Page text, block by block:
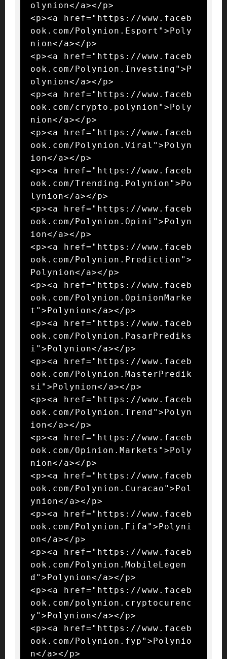
olynion</a></p>
<p><a href="https://www.faceb
ook.com/Polynion.Esport">Poly
nion</a></p>
<p><a href="https://www.faceb
ook.com/Polynion.Investing">P
olynion</a></p>
<p><a href="https://www.faceb
ook.com/crypto.polynion">Poly
nion</a></p>
<p><a href="https://www.faceb
ook.com/Polynion.Viral">Polyn
ion</a></p>
<p><a href="https://www.faceb
ook.com/Trending.Polynion">Po
lynion</a></p>
<p><a href="https://www.faceb
ook.com/Polynion.Opini">Polyn
ion</a></p>
<p><a href="https://www.faceb
ook.com/Polynion.Prediction">
Polynion</a></p>
<p><a href="https://www.faceb
ook.com/Polynion.OpinionMarke
t">Polynion</a></p>
<p><a href="https://www.faceb
ook.com/Polynion.PasarPrediks
i">Polynion</a></p>
<p><a href="https://www.faceb
ook.com/Polynion.MasterPredik
si">Polynion</a></p>
<p><a href="https://www.faceb
ook.com/Polynion.Trend">Polyn
ion</a></p>
<p><a href="https://www.faceb
ook.com/Opinion.Markets">Poly
nion</a></p>
<p><a href="https://www.faceb
ook.com/Polynion.Curacao">Pol
ynion</a></p>
<p><a href="https://www.faceb
ook.com/Polynion.Fifa">Polyni
on</a></p>
<p><a href="https://www.faceb
ook.com/Polynion.MobileLegen
d">Polynion</a></p>
<p><a href="https://www.faceb
ook.com/polynion.cryptocurenc
y">Polynion</a></p>
<p><a href="https://www.faceb
ook.com/Polynion.fyp">Polynio
n</a></p>